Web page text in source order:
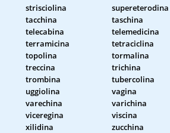
strisciolina
supereterodina
tacchina
taschina
telecabina
telemedicina
terramicina
tetraciclina
topolina
tormalina
treccina
trichina
trombina
tubercolina
uggiolina
vagina
varechina
varichina
viceregina
viscina
xilidina zucchina